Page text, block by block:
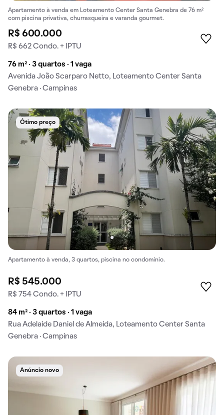
Apartamento à venda em Loteamento Center Santa Genebra de 76 m²
com piscina privativa, churrasqueira e varanda gourmet.
R$ 600.000
R$ 662 Condo. + IPTU
76 m² · 3 quartos · 1 vaga
Avenida João Scarparo Netto, Loteamento Center Santa
Genebra · Campinas
Ótimo preço
Apartamento à venda, 3 quartos, piscina no condomínio.
R$ 545.000
R$ 754 Condo. + IPTU
84 m² · 3 quartos · 1 vaga
Rua Adelaide Daniel de Almeida, Loteamento Center Santa
Genebra · Campinas
Anúncio novo